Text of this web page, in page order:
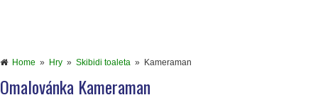
Home » Hry » Skibidi toaleta » Kameraman
Omalovánka Kameraman